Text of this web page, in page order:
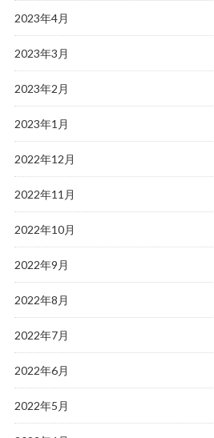
2023年4月
2023年3月
2023年2月
2023年1月
2022年12月
2022年11月
2022年10月
2022年9月
2022年8月
2022年7月
2022年6月
2022年5月